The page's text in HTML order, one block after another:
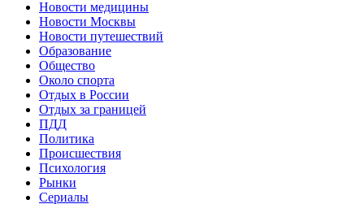
Новости медицины
Новости Москвы
Новости путешествий
Образование
Общество
Около спорта
Отдых в России
Отдых за границей
ПДД
Политика
Происшествия
Психология
Рынки
Сериалы